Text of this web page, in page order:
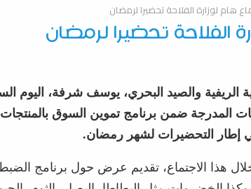
هام لوزارة الفلاحة تحضيرا لرمضان
الفلاحة تحضيرا لرمضان
الريفية والصيد البحري، يوسف شرفة، اليوم
المدرجة ضمن برنامج تموين السوق بالمنتجات
إطار التحضيرات لشهر رمضان.
هذا الاجتماع، تقديم عرض حول برنامج